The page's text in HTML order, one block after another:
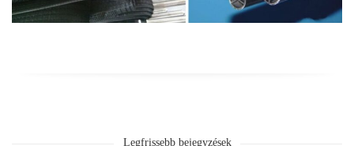
Legfrissebb bejegyzések